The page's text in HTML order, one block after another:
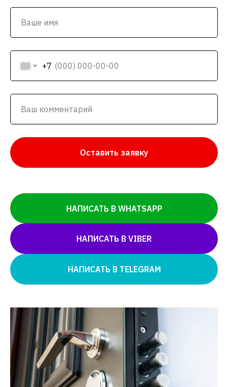
+7
Оставить заявку
НАПИСАТЬ В WHATSAPP
НАПИСАТЬ В VIBER
НАПИСАТЬ В TELEGRAM